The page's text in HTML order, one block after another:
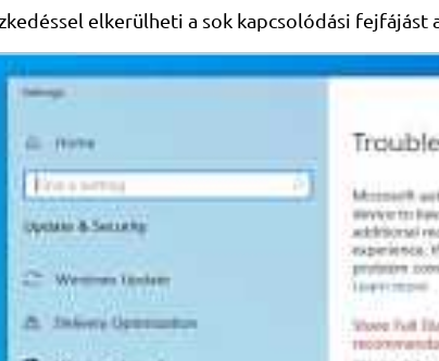
elkerülheti a sok kapcsolódási fejfájást